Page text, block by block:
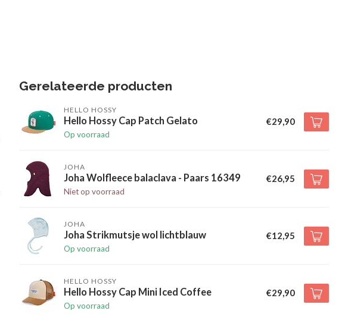
Gerelateerde producten
HELLO HOSSY
Hello Hossy Cap Patch Gelato
Op voorraad
€29,90
JOHA
Joha Wolfleece balaclava - Paars 16349
Niet op voorraad
€26,95
JOHA
Joha Strikmutsje wol lichtblauw
Op voorraad
€12,95
HELLO HOSSY
Hello Hossy Cap Mini Iced Coffee
Op voorraad
€29,90